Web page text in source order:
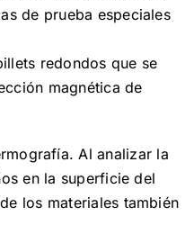
de prueba especiales
redondos que se
magnética de
Al analizar la
en la superficie del
los materiales también